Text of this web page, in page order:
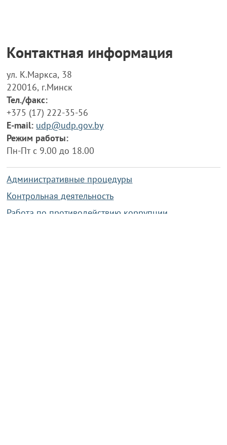
Контактная информация
ул. К.Маркса, 38
220016, г.Минск
Тел./факс:
+375 (17) 222-35-56
E-mail: udp@udp.gov.by
Режим работы:
Пн-Пт с 9.00 до 18.00
Административные процедуры
Контрольная деятельность
Работа по противодействию коррупции